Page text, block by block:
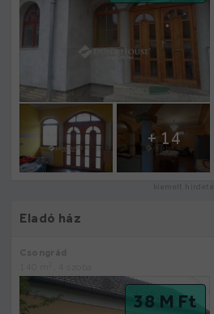
+ 14
kiemelt hirdetés
Eladó ház
38 M Ft